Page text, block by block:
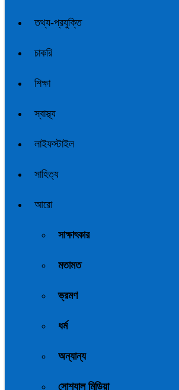
তথ্য-প্রযুক্তি
চাকরি
শিক্ষা
স্বাস্থ্য
লাইফস্টাইল
সাহিত্য
আরো
সাক্ষাৎকার
মতামত
ভ্রমণ
ধর্ম
অন্যান্য
সোশ্যাল মিডিয়া